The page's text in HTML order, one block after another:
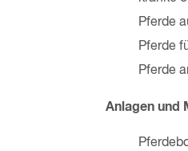
Pferde
Pferde
Pferde
Anlagen und